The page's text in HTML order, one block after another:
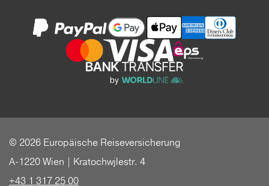
© 2026 Europäische Reiseversicherung
A-1220 Wien | Kratochwjlestr. 4
+43 1 317 25 00